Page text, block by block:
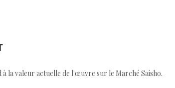
la valeur actuelle de l'œuvre sur le Marché Saisho.